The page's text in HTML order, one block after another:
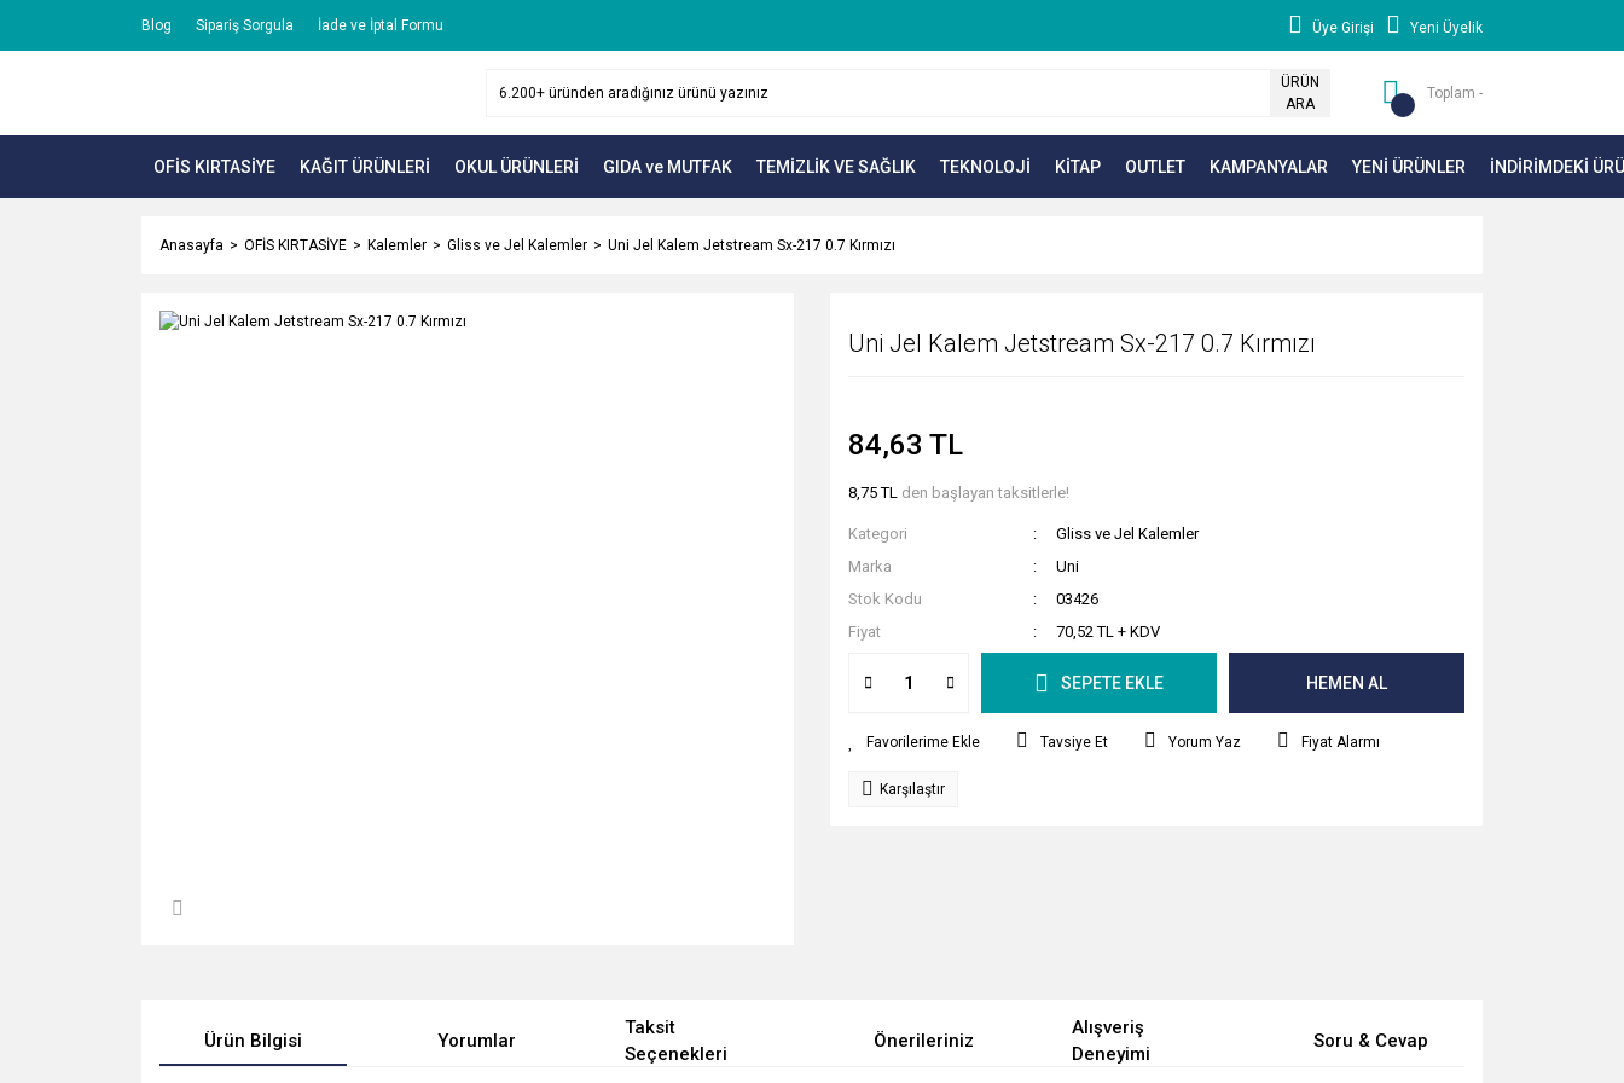
Blog Sipariş Sorgula İade ve İptal Formu Üye Girişi Yeni Üyelik
ÜRÜN
ARA
Toplam -
OFİS KIRTASİYE KAĞIT ÜRÜNLERİ OKUL ÜRÜNLERİ GIDA ve MUTFAK TEMİZLİK VE SAĞLIK TEKNOLOJİ KİTAP OUTLET KAMPANYALAR YENİ ÜRÜNLER İNDİRİMDEKİ
Anasayfa OFİS KIRTASİYE Kalemler Gliss ve Jel Kalemler Uni Jel Kalem Jetstream Sx-217 0.7 Kırmızı
Uni Jel Kalem Jetstream Sx-217 0.7 Kırmızı
84,63 TL
8,75 TL den başlayan taksitlerle!
Kategori
Gliss ve Jel Kalemler
Marka
Uni
Stok Kodu
03426
Fiyat
70,52 TL + KDV
SEPETE EKLE HEMEN AL
Tavsiye Et Yorum Yaz Fiyat Alarmı
Karşılaştır
Ürün Bilgisi Yorumlar
Taksit
Seçenekleri
Önerileriniz
Alışveriş
Deneyimi
Soru & Cevap